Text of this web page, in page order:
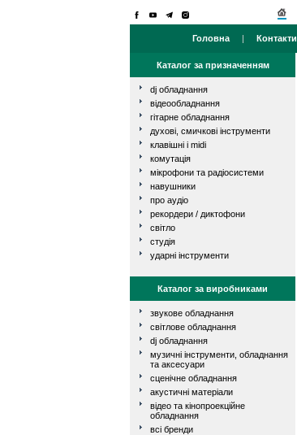
Головна | Контакти
Каталог за призначенням
dj обладнання
відеообладнання
гітарне обладнання
духові, смичкові інструменти
клавішні і midi
комутація
мікрофони та радіосистеми
навушники
про аудіо
рекордери / диктофони
світло
студія
ударні інструменти
Каталог за виробниками
звукове обладнання
світлове обладнання
dj обладнання
музичні інструменти, обладнання
та аксесуари
сценічне обладнання
акустичні матеріали
відео та кінопроекційне
обладнання
всі бренди